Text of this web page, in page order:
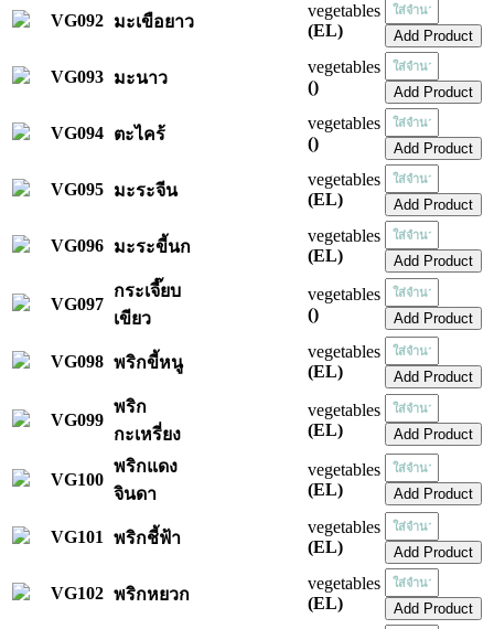
VG092 มะเขือยาว
vegetables
(EL)
VG093 มะนาว
vegetables
()
VG094 ตะไคร้
vegetables
()
VG095 มะระจีน
vegetables
(EL)
VG096 มะระขี้นก
vegetables
(EL)
VG097
กระเจี๊ยบ
เขียว
vegetables
()
VG098 พริกขี้หนู
vegetables
(EL)
VG099
พริก
กะเหรี่ยง
vegetables
(EL)
VG100
พริกแดง
จินดา
vegetables
(EL)
VG101 พริกชี้ฟ้า
vegetables
(EL)
VG102 พริกหยวก
vegetables
(EL)